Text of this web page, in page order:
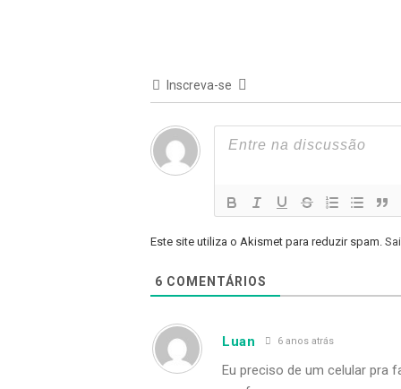
Inscreva-se
Este site utiliza o Akismet para reduzir spam.
6 COMENTÁRIOS
Luan 6 anos atrás
Eu preciso de um celular pra